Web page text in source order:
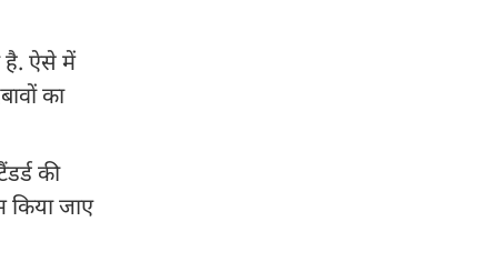
है. ऐसे में
का
की
किया जाए